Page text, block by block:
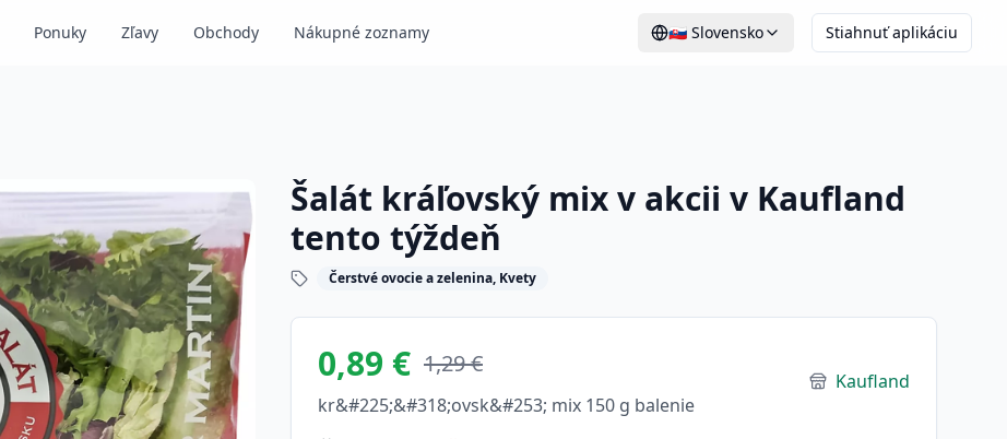
Ponuky Zľavy Obchody Nákupné zoznamy 🇸🇰 Slovensko Stiahnuť aplikáciu
Šalát kráľovský mix v akcii v Kaufland
tento týždeň
Čerstvé ovocie a zelenina, Kvety
0,89 € 1,29 €
kr&#225;&#318;ovsk&#253; mix 150 g balenie
Kaufland